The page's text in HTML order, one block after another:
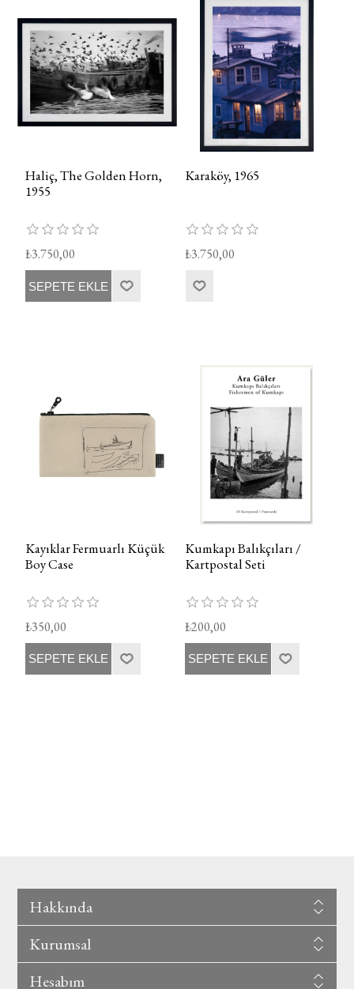
Haliç, The Golden Horn,
1955
₺3.750,00
SEPETE EKLE
Karaköy, 1965
₺3.750,00
Kayıklar Fermuarlı Küçük
Boy Case
₺350,00
SEPETE EKLE
Kumkapı Balıkçıları /
Kartpostal Seti
₺200,00
SEPETE EKLE
Hakkında
Kurumsal
Hesabım